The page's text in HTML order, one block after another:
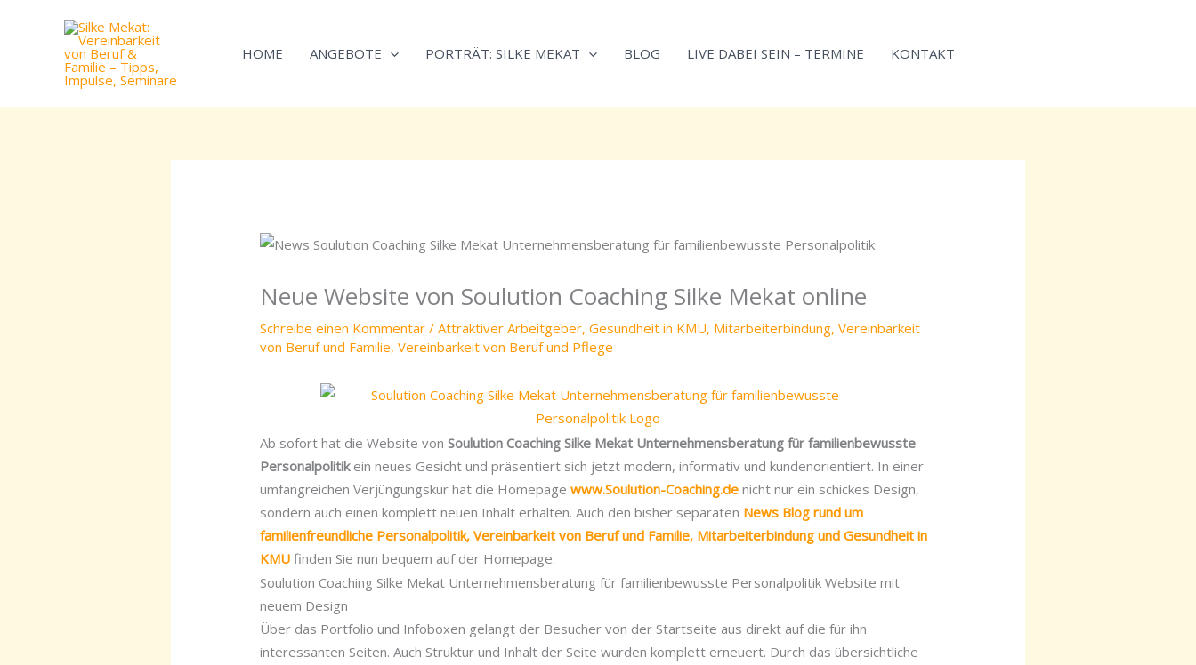
HOME ANGEBOTE PORTRÄT: SILKE MEKAT BLOG LIVE DABEI SEIN – TERMINE KONTAKT
Neue Website von Soulution Coaching Silke Mekat online
Schreibe einen Kommentar /Attraktiver Arbeitgeber,Gesundheit in KMU, Mitarbeiterbindung,Vereinbarkeit
von Beruf und Familie,Vereinbarkeit von Beruf und Pflege
Ab sofort hat die Website vonSoulution Coaching Silke Mekat Unternehmensberatung für familienbewusste
Personalpolitikein neues Gesicht und präsentiert sich jetzt modern, informativ und kundenorientiert. In einer
umfangreichen Verjüngungskur hat die Homepagewww.Soulution-Coaching.de nicht nur ein schickes Design,
sondern auch einen komplett neuen Inhalt erhalten. Auch den bisher separaten News Blog rund um
familienfreundliche Personalpolitik, Vereinbarkeit von Beruf und Familie, Mitarbeiterbindung und Gesundheit in
KMU finden Sie nun bequem auf der Homepage.
Soulution Coaching Silke Mekat Unternehmensberatung für familienbewusste Personalpolitik Website mit
neuem Design
Über das Portfolio und Infoboxen gelangt der Besucher von der Startseite aus direkt auf die für ihn
interessanten Seiten. Auch Struktur und Inhalt der Seite wurden komplett erneuert. Durch das übersichtliche
sich
reduzieren
Einfach